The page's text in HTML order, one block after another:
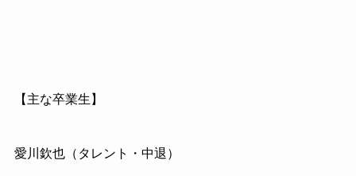
【主な卒業生】
愛川欽也（タレント・中退）